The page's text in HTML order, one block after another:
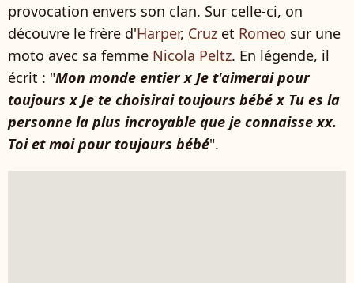
provocation envers son clan. Sur celle-ci, on
découvre le frère d'Harper, Cruz et Romeo sur une
moto avec sa femme Nicola Peltz. En légende, il
écrit : "Mon monde entier x Je t'aimerai pour
toujours x Je te choisirai toujours bébé x Tu es la
personne la plus incroyable que je connaisse xx.
Toi et moi pour toujours bébé".